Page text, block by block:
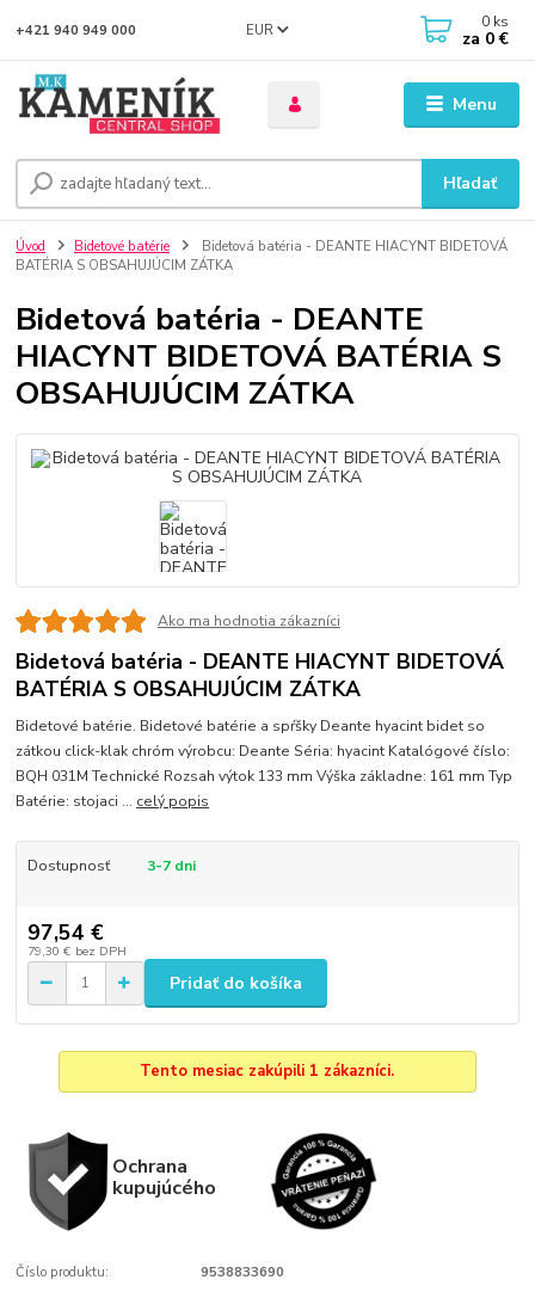
Menu
EUR
Hľadať
+421 940 949 000 0 ks
za 0 €
Úvod Bidetové batérie
Bidetová batéria - DEANTE HIACYNT BIDETOVÁ
BATÉRIA S OBSAHUJÚCIM ZÁTKA
Bidetová batéria - DEANTE
HIACYNT BIDETOVÁ BATÉRIA S
OBSAHUJÚCIM ZÁTKA
Ako ma hodnotia zákazníci
Bidetová batéria - DEANTE HIACYNT BIDETOVÁ
BATÉRIA S OBSAHUJÚCIM ZÁTKA
Bidetové batérie. Bidetové batérie a spŕšky Deante hyacint bidet so
zátkou click-klak chróm výrobcu: Deante Séria: hyacint Katalógové číslo:
BQH 031M Technické Rozsah výtok 133 mm Výška základne: 161 mm Typ
Batérie: stojaci ... celý popis
Dostupnosť 3-7 dni
97,54 €
79,30 € bez DPH
Pridať do košíka
Tento mesiac zakúpili 1 zákazníci.
Ochrana
kupujúcého
Číslo produktu: 9538833690